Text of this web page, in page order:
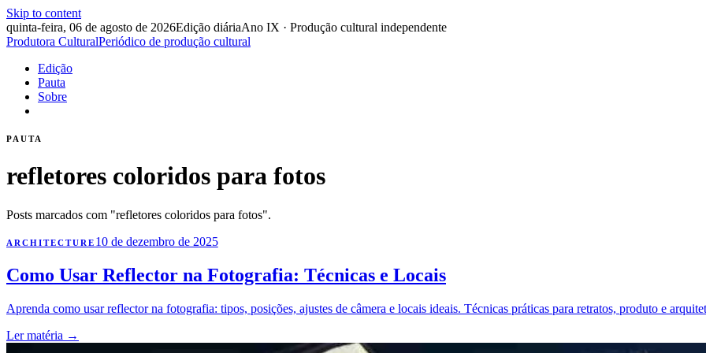
Skip to content
quinta-feira, 06 de agosto de 2026Edição diáriaAno IX · Produção cultural independente
Produtora CulturalPeriódico de produção cultural
Edição
Pauta
Sobre
PAUTA
refletores coloridos para fotos
Posts marcados com "refletores coloridos para fotos".
ARCHITECTURE 10 de dezembro de 2025
Como Usar Reflector na Fotografia: Técnicas e Locais
Aprenda como usar reflector na fotografia: tipos, posições, ajustes de câmera e locais ideais. Técnicas práticas para retratos, produto e
Ler matéria →